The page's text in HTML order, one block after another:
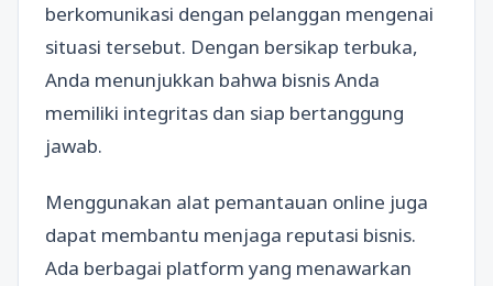
berkomunikasi dengan pelanggan mengenai
situasi tersebut. Dengan bersikap terbuka,
Anda menunjukkan bahwa bisnis Anda
memiliki integritas dan siap bertanggung
jawab.
Menggunakan alat pemantauan online juga
dapat membantu menjaga reputasi bisnis.
Ada berbagai platform yang menawarkan